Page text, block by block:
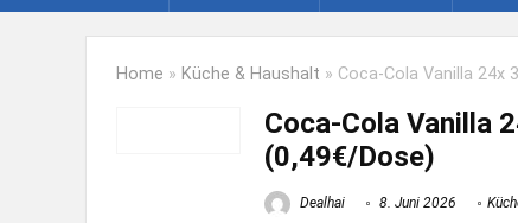
Home » Küche & Haushalt » Coca-Cola Vanilla 24x
Coca-Cola Vanilla
(0,49€/Dose)
Dealhai 8. Juni 2026